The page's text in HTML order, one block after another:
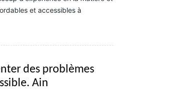
et accessibles à
des problèmes
Ain